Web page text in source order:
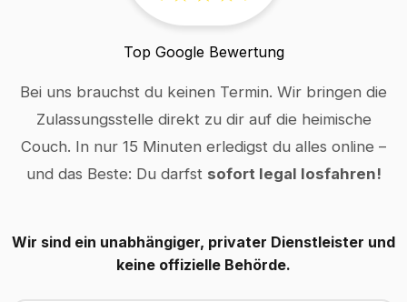
Top Google Bewertung
Bei uns brauchst du keinen Termin. Wir bringen die
Zulassungsstelle direkt zu dir auf die heimische
Couch. In nur 15 Minuten erledigst du alles online –
und das Beste: Du darfst sofort legal losfahren!
Wir sind ein unabhängiger, privater Dienstleister und
keine offizielle Behörde.